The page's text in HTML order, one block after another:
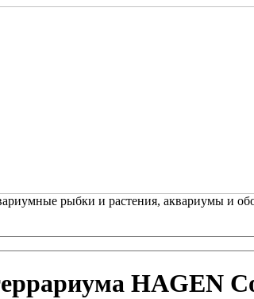
рыбки и растения, аквариумы и
HAGEN